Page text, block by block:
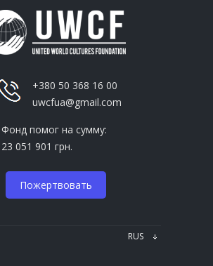
+380 50 368 16 00
uwcfua@gmail.com
Фонд помог на сумму:
23 051 901 грн.
Пожертвовать